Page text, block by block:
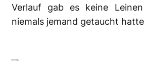
Verlauf gab es keine
niemals jemand getaucht